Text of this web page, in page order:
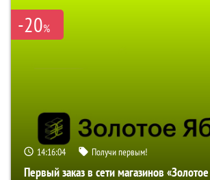
-20%
14:16:03 Получи первым!
Первый заказ в сети магазинов